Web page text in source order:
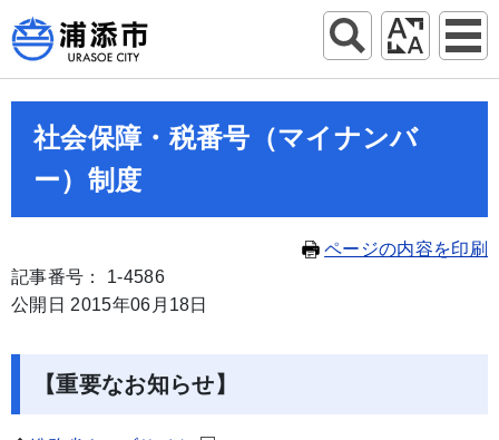
社会保障・税番号（マイナンバ
ー）制度
ページの内容を印刷
記事番号： 1-4586
公開日 2015年06月18日
【重要なお知らせ】